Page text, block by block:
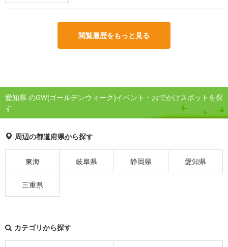
閲覧履歴をもっと見る
愛知県 のGW(ゴールデンウィーク)イベント・おでかけスポットを探
す
周辺の都道府県から探す
東海 岐阜県 静岡県 愛知県
三重県
カテゴリから探す